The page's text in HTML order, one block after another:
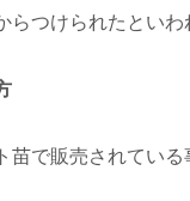
らつけられたといわ
苗で販売されている